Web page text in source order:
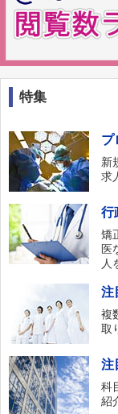
特集
プ
新
求
行
矯
医
人
注
複
取
注
科
紹